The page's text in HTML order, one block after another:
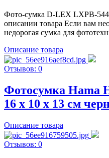
Фото-сумка D-LEX LXPB-
описании товара Если вам
недорогая сумка для
Описание товара
Отзывов: 0
Фотосумка Hama
16 х 10 х 13 см
Описание товара
Отзывов: 0